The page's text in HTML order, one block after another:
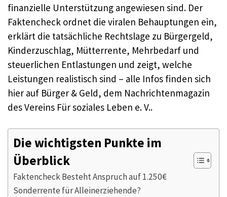
finanzielle Unterstützung angewiesen sind. Der
Faktencheck ordnet die viralen Behauptungen ein,
erklärt die tatsächliche Rechtslage zu Bürgergeld,
Kinderzuschlag, Mütterrente, Mehrbedarf und
steuerlichen Entlastungen und zeigt, welche
Leistungen realistisch sind – alle Infos finden sich
hier auf Bürger & Geld, dem Nachrichtenmagazin
des Vereins Für soziales Leben e. V..
Die wichtigsten Punkte im
Überblick
Faktencheck Besteht Anspruch auf 1.250€
Sonderrente für Alleinerziehende?